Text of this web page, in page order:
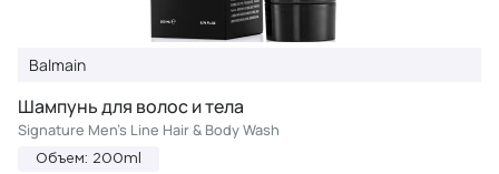
Balmain
Шампунь для волос и тела
Signature Men's Line Hair & Body Wash
Объем: 200ml